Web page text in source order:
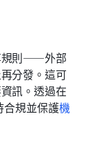
規則——外部
分發。這可
訊。透過在
合規並保護機